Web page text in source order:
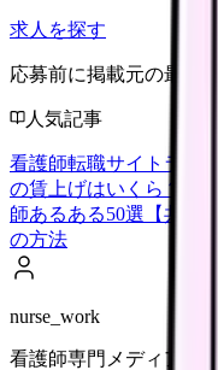
求人を探す
応募前に掲載元の最新
人気記事
看護師転職サイトラン
の賃上げはいくら？
師あるある50選【共感必
の方法
nurse_work
看護師専門メディア